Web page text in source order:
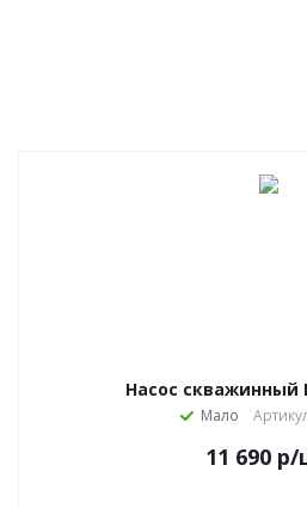
Насос скважинный
Мало
11 690 р/